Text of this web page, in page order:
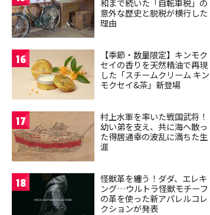
和まで続いた「自転車税」の
意外な歴史と脱税が横行した
理由
16
【季節・数量限定】キンモク
セイの香りを天然精油で再現
した「スチームクリーム キン
モクセイ&茶」新登場
17
村上水軍を率いた戦国武将！
幼い弟を支え、共に海へ散っ
た得居通幸の波乱に満ちた生
涯
18
怪獣革を纏う！ダダ、エレキ
ング…ウルトラ怪獣モチーフ
の革を使った新アパレルコレ
クションが発表